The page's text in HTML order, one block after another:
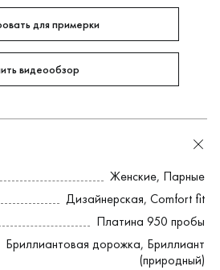
для примерки
видеообзор
Женские, Парные
Дизайнерская, Comfort fit
Платина 950 пробы
Бриллиантовая дорожка, Бриллиант
(природный)